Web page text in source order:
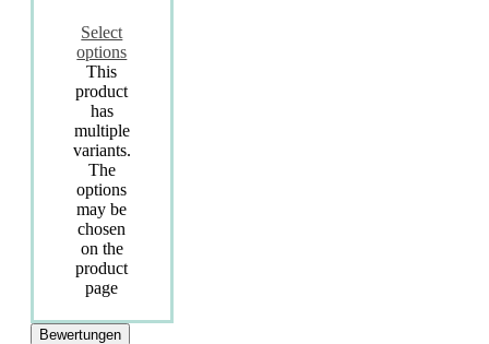
Select
options
This
product
has
multiple
variants.
The
options
may be
chosen
on the
product
page
Bewertungen